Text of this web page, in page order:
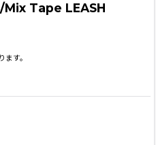
/Mix Tape LEASH
す。